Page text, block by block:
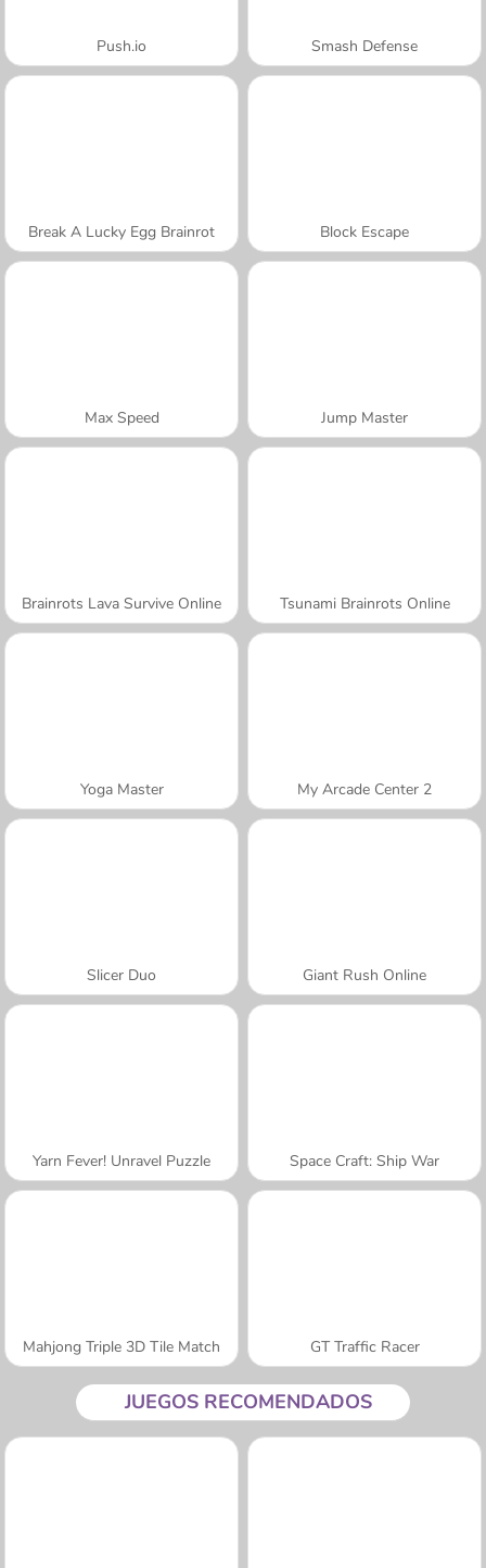
Push.io Smash Defense
Break A Lucky Egg Brainrot Block Escape
Max Speed Jump Master
Brainrots Lava Survive Online Tsunami Brainrots Online
Yoga Master My Arcade Center 2
Slicer Duo Giant Rush Online
Yarn Fever! Unravel Puzzle Space Craft: Ship War
Mahjong Triple 3D Tile Match GT Traffic Racer
JUEGOS RECOMENDADOS